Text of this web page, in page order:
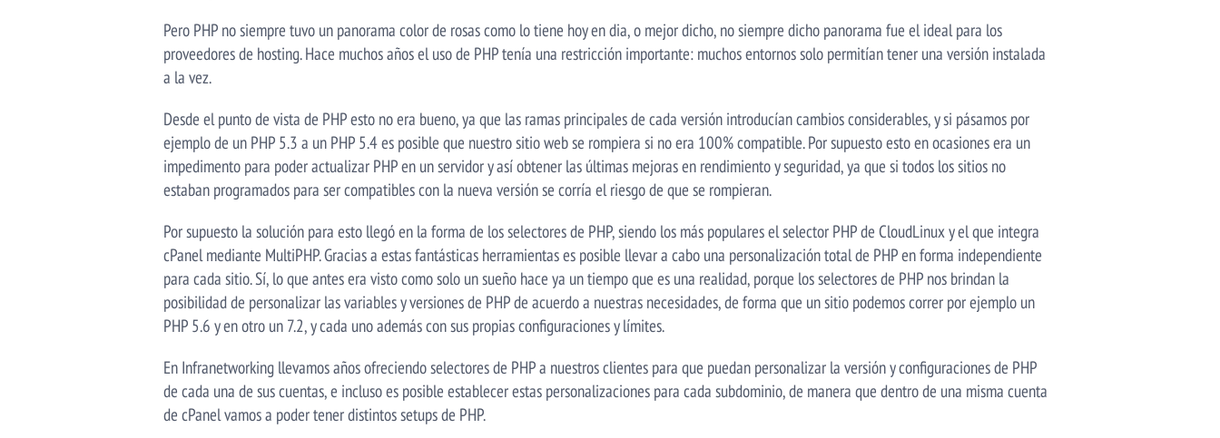
Pero PHP no siempre tuvo un panorama color de rosas como lo tiene hoy en dia, o mejor dicho, no siempre dicho panorama fue el ideal para los
proveedores de hosting. Hace muchos años el uso de PHP tenía una restricción importante: muchos entornos solo permitían tener una versión instalada
a la vez.
Desde el punto de vista de PHP esto no era bueno, ya que las ramas principales de cada versión introducían cambios considerables, y si pásamos por
ejemplo de un PHP 5.3 a un PHP 5.4 es posible que nuestro sitio web se rompiera si no era 100% compatible. Por supuesto esto en ocasiones era un
impedimento para poder actualizar PHP en un servidor y así obtener las últimas mejoras en rendimiento y seguridad, ya que si todos los sitios no
estaban programados para ser compatibles con la nueva versión se corría el riesgo de que se rompieran.
Por supuesto la solución para esto llegó en la forma de los selectores de PHP, siendo los más populares el selector PHP de CloudLinux y el que integra
cPanel mediante MultiPHP. Gracias a estas fantásticas herramientas es posible llevar a cabo una personalización total de PHP en forma independiente
para cada sitio. Sí, lo que antes era visto como solo un sueño hace ya un tiempo que es una realidad, porque los selectores de PHP nos brindan la
posibilidad de personalizar las variables y versiones de PHP de acuerdo a nuestras necesidades, de forma que un sitio podemos correr por ejemplo un
PHP 5.6 y en otro un 7.2, y cada uno además con sus propias configuraciones y límites.
En Infranetworking llevamos años ofreciendo selectores de PHP a nuestros clientes para que puedan personalizar la versión y configuraciones de PHP
de cada una de sus cuentas, e incluso es posible establecer estas personalizaciones para cada subdominio, de manera que dentro de una misma cuenta
de cPanel vamos a poder tener distintos setups de PHP.